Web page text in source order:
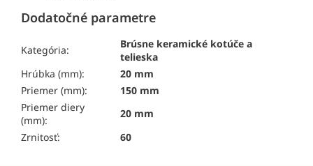
Dodatočné parametre
Kategória:
Brúsne keramické kotúče a
telieska
Hrúbka (mm):
20 mm
Priemer (mm):
150 mm
Priemer diery
(mm):
20 mm
Zrnitosť:
60